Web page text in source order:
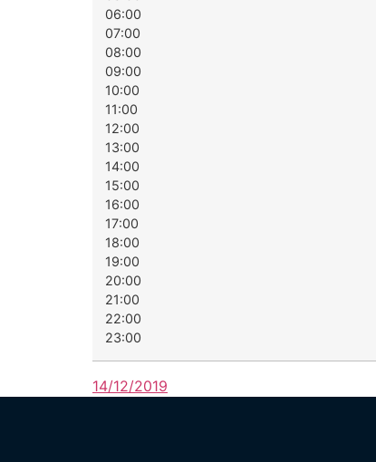
06:00
07:00
08:00
09:00
10:00
11:00
12:00
13:00
14:00
15:00
16:00
17:00
18:00
19:00
20:00
21:00
22:00
23:00
14/12/2019